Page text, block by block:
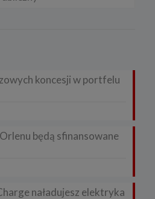
koncesji w portfelu
będą sfinansowane
naładujesz elektryka